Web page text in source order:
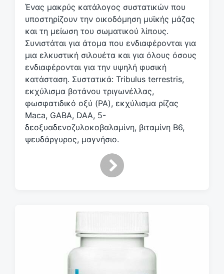
κ
έ
τ
α
Ένας μακρύς κατάλογος συστατικών που
υποστηρίζουν την οικοδόμηση μυϊκής μάζας
και τη μείωση του σωματικού λίπους.
Συνιστάται για άτομα που ενδιαφέρονται για
μια ελκυστική σιλουέτα και για όλους όσους
ενδιαφέρονται για την υψηλή φυσική
κατάσταση. Συστατικά: Tribulus terrestris,
εκχύλισμα βοτάνου τριγωνέλλας,
φωσφατιδικό οξύ (PA), εκχύλισμα ρίζας
Maca, GABA, DAA, 5-
δεοξυαδενοζυλοκοβαλαμίνη, βιταμίνη Β6,
ψευδάργυρος, μαγνήσιο.